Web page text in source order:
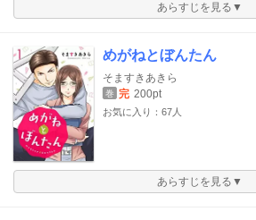
あらすじを見る▼
めがねとぼんたん
そますきあきら
巻 完 200pt
お気に入り：67人
あらすじを見る▼